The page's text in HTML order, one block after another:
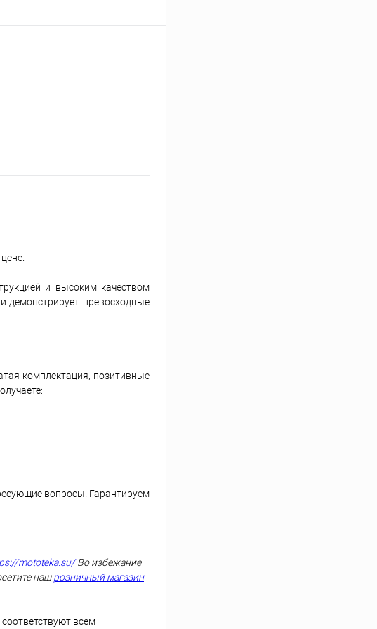
и высоким качеством
демонстрирует превосходные
комплектация, позитивные
вопросы. Гарантируем
mototeka.su/Во избежание
нашрозничный магазин
всем